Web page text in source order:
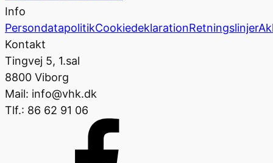
Info
PersondatapolitikCookiedeklarationRetningslinjer
Kontakt
Tingvej 5, 1.sal
8800 Viborg
Mail: info@vhk.dk
Tlf.: 86 62 91 06